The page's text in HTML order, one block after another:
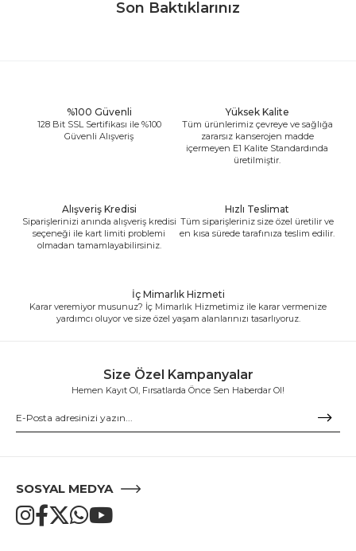
Son Baktıklarınız
%100 Güvenli
128 Bit SSL Sertifikası ile %100
Güvenli Alışveriş
Yüksek Kalite
Tüm ürünlerimiz çevreye ve sağlığa
zararsız kanserojen madde
içermeyen E1 Kalite Standardında
üretilmiştir.
Alışveriş Kredisi
Siparişlerinizi anında alışveriş kredisi
seçeneği ile kart limiti problemi
olmadan tamamlayabilirsiniz.
Hızlı Teslimat
Tüm siparişleriniz size özel üretilir ve
en kısa sürede tarafınıza teslim edilir.
İç Mimarlık Hizmeti
Karar veremiyor musunuz? İç Mimarlık Hizmetimiz ile karar vermenize
yardımcı oluyor ve size özel yaşam alanlarınızı tasarlıyoruz.
Size Özel Kampanyalar
Hemen Kayıt Ol, Fırsatlarda Önce Sen Haberdar Ol!
SOSYAL MEDYA